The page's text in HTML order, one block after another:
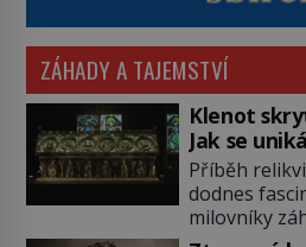
ZÁHADY A TAJEMSTVÍ
Klenot
Jak se
poklad
Bečova?
Příběh
dodnes
milovníky
Tato